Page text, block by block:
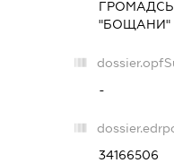
"БОЩАНИ"
-
34166506